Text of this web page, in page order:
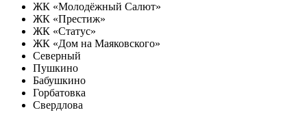
ЖК «Молодёжный Салют»
ЖК «Престиж»
ЖК «Статус»
ЖК «Дом на Маяковского»
Северный
Пушкино
Бабушкино
Горбатовка
Свердлова